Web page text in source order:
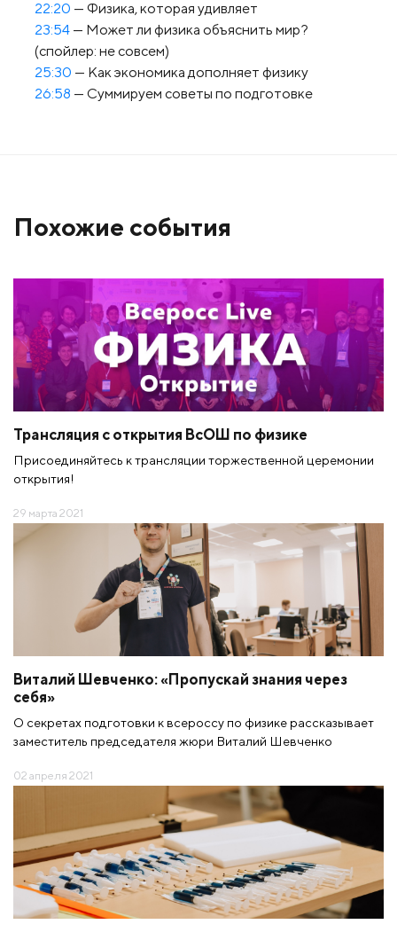
22:20 — Физика, которая удивляет
23:54 — Может ли физика объяснить мир?
(спойлер: не совсем)
25:30 — Как экономика дополняет физику
26:58 — Суммируем советы по подготовке
Похожие события
Трансляция с открытия ВсОШ по физике
Присоединяйтесь к трансляции торжественной церемонии
открытия!
29 марта 2021
Виталий Шевченко: «Пропускай знания через
себя»
О секретах подготовки к всероссу по физике рассказывает
заместитель председателя жюри Виталий Шевченко
02 апреля 2021